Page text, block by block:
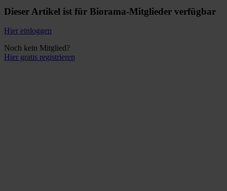
Dieser Artikel ist für Biorama-Mitglieder verfügbar
Hier einloggen
Noch kein Mitglied?
Hier gratis registrieren